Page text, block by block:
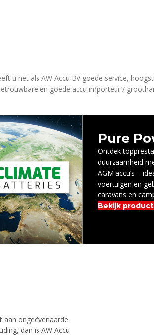
u net als AW Accu BV goede service,
en goede accu importeur /
Pure
Ontdek
duurzaamheid
AGM accu’s –
voertuigen en
caravans en
Bekijk
aan ongeëvenaarde
dan is AW Accu